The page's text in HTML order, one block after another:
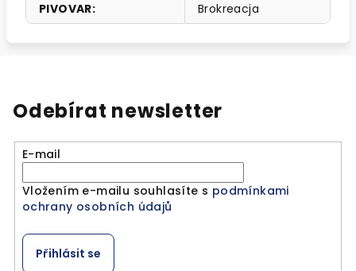
PIVOVAR: Brokreacja
Odebírat newsletter
E-mail
Vložením e-mailu souhlasíte s podmínkami
ochrany osobních údajů
Přihlásit se